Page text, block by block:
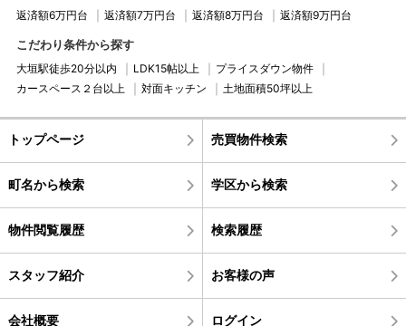
返済額6万円台 返済額7万円台 返済額8万円台 返済額9万円台
こだわり条件から探す
大垣駅徒歩20分以内 LDK15帖以上
プライスダウン物件
カースペース２台以上
対面キッチン 土地面積50坪以上
トップページ 売買物件検索
町名から検索 学区から検索
物件閲覧履歴 検索履歴
スタッフ紹介 お客様の声
会社概要 ログイン